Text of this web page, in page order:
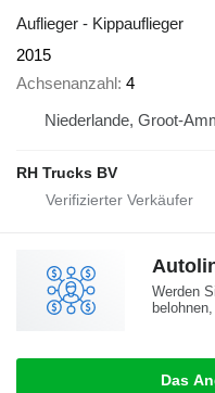
Auflieger - Kippauflieger
2015
Achsenanzahl 4
Niederlande, Groot-
RH Trucks BV
Werden
Das